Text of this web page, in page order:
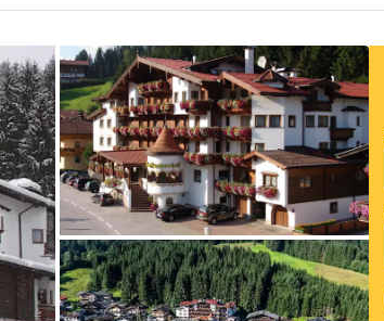
von Tourismusverband Wildschönau